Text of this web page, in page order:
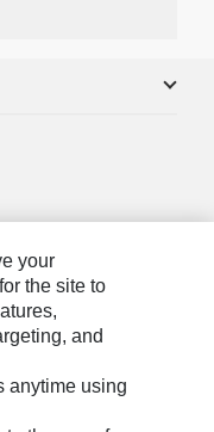
your
the site to
and
anytime using